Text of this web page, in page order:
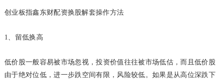
创业板指鑫东财配资换股解套操作方法
1、留低换高
低价股一般容易被市场忽视，投资价值往往被市场低估，而且低价股
由于绝对位低，进一步跌空间有限，风险较低。如果是从高位深跌下